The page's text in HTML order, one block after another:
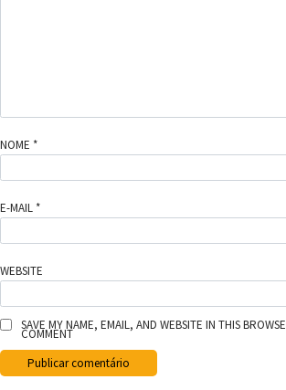
NOME *
E-MAIL *
WEBSITE
SAVE MY NAME, EMAIL, AND WEBSITE IN THIS
COMMENT